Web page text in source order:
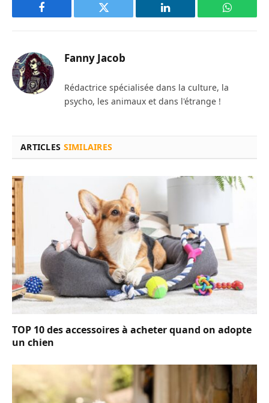
Facebook Twitter LinkedIn
Fanny Jacob
Rédactrice spécialisée dans la culture, la
psycho, les animaux et dans l'étrange !
ARTICLES SIMILAIRES
TOP 10 des accessoires à acheter quand on adopte
un chien